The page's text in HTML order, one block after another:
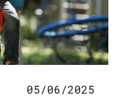
05/06/2025